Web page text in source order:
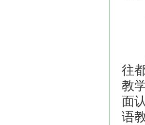
初
往
教
面
语